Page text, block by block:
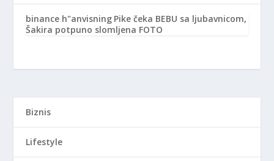
binance h"anvisning Pike čeka BEBU sa ljubavnicom,
Šakira potpuno slomljena FOTO
Biznis
Lifestyle